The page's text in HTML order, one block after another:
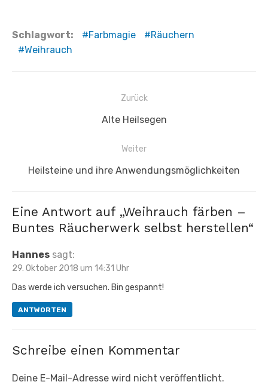
Schlagwort: Farbmagie
Räuchern
Weihrauch
Beitragsnavigation
Zurück
Vorheriger
Alte Heilsegen
Weiter
Nächster
Heilsteine und ihre Anwendungsmöglichkeiten
Eine Antwort auf „Weihrauch färben –
Buntes Räucherwerk selbst herstellen“
Hannes sagt:
29. Oktober 2018 um 14:31 Uhr
Das werde ich versuchen. Bin gespannt!
ANTWORTEN
Schreibe einen Kommentar
Deine E-Mail-Adresse wird nicht veröffentlicht.